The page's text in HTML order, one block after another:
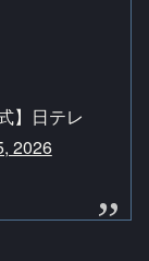
】日テレ
2026